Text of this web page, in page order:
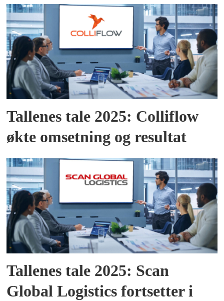
Tallenes tale 2025: Colliflow
økte omsetning og resultat
Tallenes tale 2025: Scan
Global Logistics fortsetter i